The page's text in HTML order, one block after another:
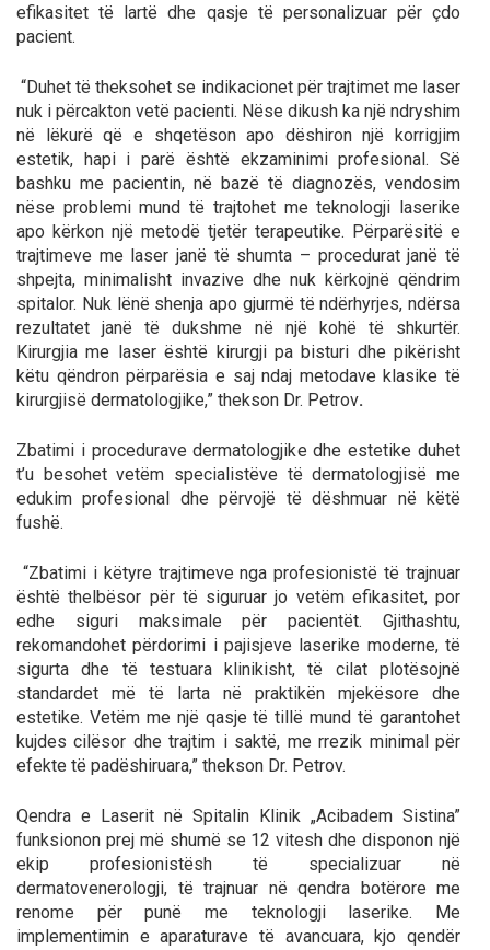
efikasitet të lartë dhe qasje të personalizuar për çdo
pacient.
“Duhet të theksohet se indikacionet për trajtimet me laser
nuk i përcakton vetë pacienti. Nëse dikush ka një ndryshim
në lëkurë që e shqetëson apo dëshiron një korrigjim
estetik, hapi i parë është ekzaminimi profesional. Së
bashku me pacientin, në bazë të diagnozës, vendosim
nëse problemi mund të trajtohet me teknologji laserike
apo kërkon një metodë tjetër terapeutike. Përparësitë e
trajtimeve me laser janë të shumta – procedurat janë të
shpejta, minimalisht invazive dhe nuk kërkojnë qëndrim
spitalor. Nuk lënë shenja apo gjurmë të ndërhyrjes, ndërsa
rezultatet janë të dukshme në një kohë të shkurtër.
Kirurgjia me laser është kirurgji pa bisturi dhe pikërisht
këtu qëndron përparësia e saj ndaj metodave klasike të
kirurgjisë dermatologjike,” thekson Dr. Petrov.
Zbatimi i procedurave dermatologjike dhe estetike duhet
t’u besohet vetëm specialistëve të dermatologjisë me
edukim profesional dhe përvojë të dëshmuar në këtë
fushë.
“Zbatimi i këtyre trajtimeve nga profesionistë të trajnuar
është thelbësor për të siguruar jo vetëm efikasitet, por
edhe siguri maksimale për pacientët. Gjithashtu,
rekomandohet përdorimi i pajisjeve laserike moderne, të
sigurta dhe të testuara klinikisht, të cilat plotësojnë
standardet më të larta në praktikën mjekësore dhe
estetike. Vetëm me një qasje të tillë mund të garantohet
kujdes cilësor dhe trajtim i saktë, me rrezik minimal për
efekte të padëshiruara,” thekson Dr. Petrov.
Qendra e Laserit në Spitalin Klinik „Acibadem Sistina”
funksionon prej më shumë se 12 vitesh dhe disponon një
ekip profesionistësh të specializuar në
dermatovenerologji, të trajnuar në qendra botërore me
renome për punë me teknologji laserike. Me
implementimin e aparaturave të avancuara, kjo qendër